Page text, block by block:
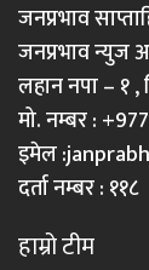
जनप्रभाव
जनप्रभाव
लहान नपा – १ ,
मो. नम्बर :
इमेल :
दर्ता नम्बर : ११८
हाम्रो टीम